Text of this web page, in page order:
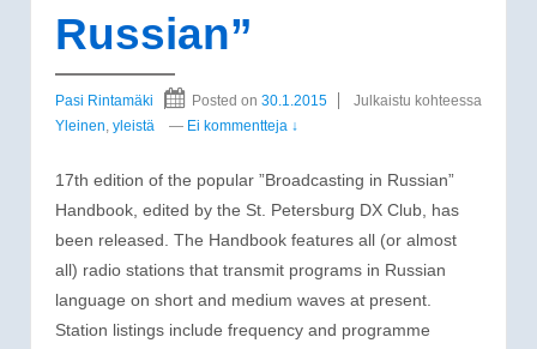
Russian”
Pasi Rintamäki Posted on 30.1.2015
Julkaistu kohteessa
Yleinen yleistä — Ei kommentteja ↓
17th edition of the popular ”Broadcasting in Russian”
Handbook, edited by the St. Petersburg DX Club, has
been released. The Handbook features all (or almost
all) radio stations that transmit programs in Russian
language on short and medium waves at present.
Station listings include frequency and programme